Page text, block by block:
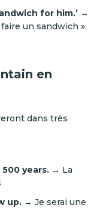
for him.’ →
un sandwich ».
en
dans très
years. → La
up. → Je serai une